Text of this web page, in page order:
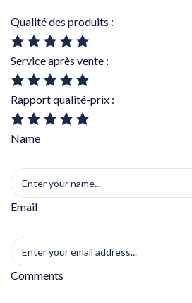
Qualité des produits :
Service après vente :
Rapport qualité-prix :
Name
Email
Comments